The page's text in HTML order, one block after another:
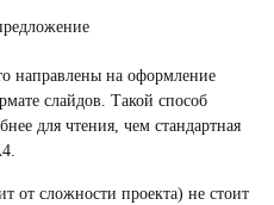
направлены на оформление
слайдов. Такой способ
для чтения, чем стандартная
от сложности проекта) не стоит